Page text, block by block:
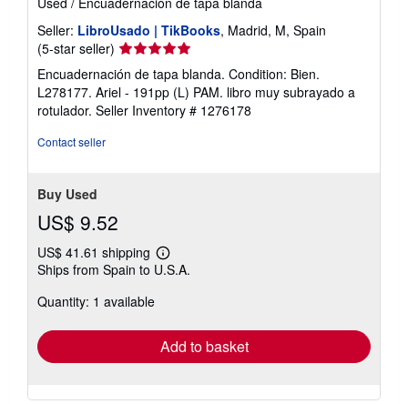
Seller: LibroUsado | TikBooks, Madrid, M, Spain
(5-star seller) Seller
rating
5
out
of
Encuadernación de tapa blanda. Condition: Bien.
L278177. Ariel - 191pp (L) PAM. libro muy subrayado a
rotulador. Seller Inventory # 1276178
Contact seller
Buy Used
US$ 9.52
US$ 41.61 shipping
Learn
more
Ships from Spain to U.S.A.
Quantity: 1 available
Add to basket